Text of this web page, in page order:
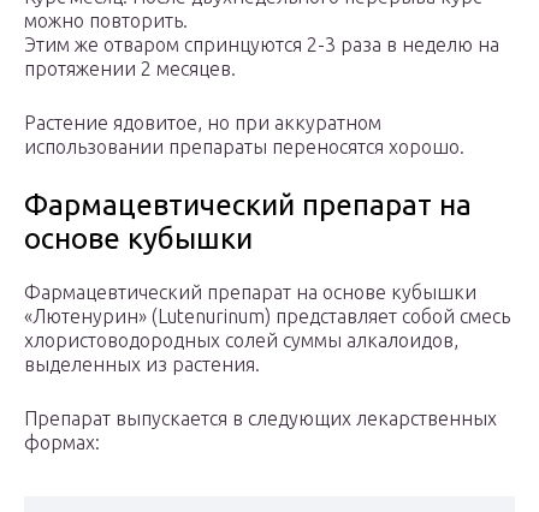
можно повторить.
Этим же отваром спринцуются 2-3 раза в неделю на
протяжении 2 месяцев.
Растение ядовитое, но при аккуратном
использовании препараты переносятся хорошо.
Фармацевтический препарат на
основе кубышки
Фармацевтический препарат на основе кубышки
«Лютенурин» (Lutenurinum) представляет собой смесь
хлористоводородных солей суммы алкалоидов,
выделенных из растения.
Препарат выпускается в следующих лекарственных
формах: